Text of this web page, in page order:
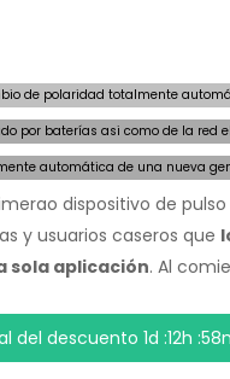
de polaridad totalmente
por baterías asi como de la red
automática de una nueva
dispositivo de
y usuarios caseros que
sola aplicación. Al
excesiva y la
permite un tratamiento
al adaptador de
del descuento 1d :12h